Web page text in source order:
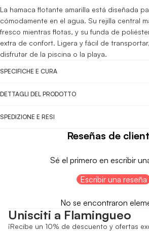
La hamaca flotante amarilla está diseñada
cómodamente en el agua. Su rejilla central
fresco mientras flotas, y su funda de
extra de confort. Ligera y fácil de
disfrutar de la piscina o la playa.
SPECIFICHE E CURA
DETTAGLI DEL PRODOTTO
SPEDIZIONE E RESI
Reseñas de
Sé el primero en escribir
Escribir una reseña
No se encontraron
Unisciti a Flamingueo
¡Recibe un 10% de descuento y ofertas